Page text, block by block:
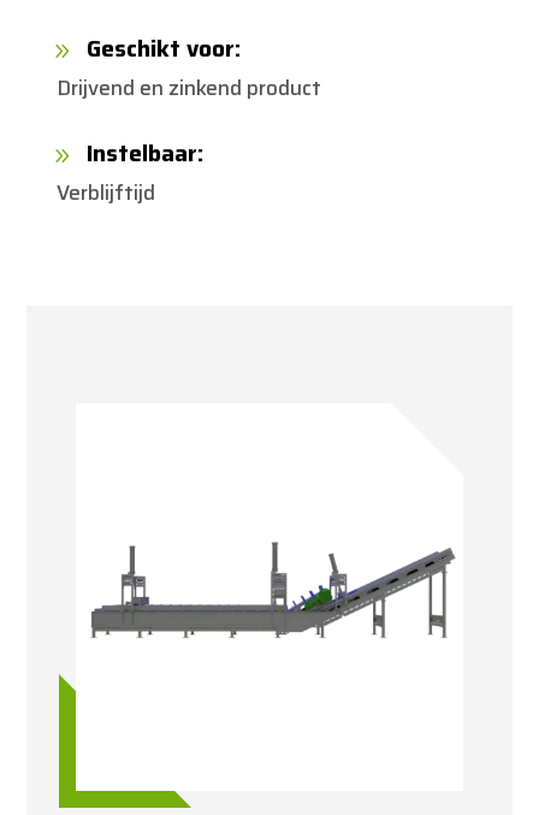
9 Geschikt voor:
Drijvend en zinkend product
9 Instelbaar:
Verblijftijd